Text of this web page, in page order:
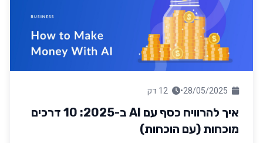
•
איך להרוויח כסף עם AI ב-2025: 10 דרכים
מוכחות (עם הוכחות)